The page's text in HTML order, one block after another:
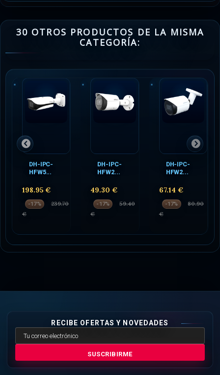
30 OTROS PRODUCTOS DE LA MISMA
CATEGORÍA:
DH-IPC-
HFW5...
198.95 €
-17%
239.70
€
DH-IPC-
HFW2...
49.30 €
-17%
59.40
€
DH-IPC-
HFW2...
67.14 €
-17%
80.90
€
RECIBE OFERTAS Y NOVEDADES
SUSCRIBIRME